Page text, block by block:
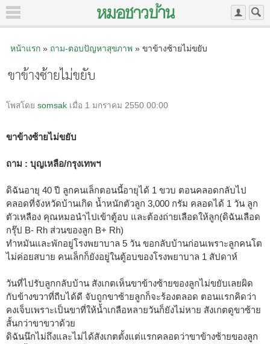
หน้าแรก» ถาม-ตอบปัญหาสุขภาพ» ขาข้างซ้ายไม่ขยับ
ขาข้างซ้ายไม่ขยับ
โพสโดย somsak เมื่อ 1 มกราคม 2550 00:00
ขาข้างซ้ายไม่ขยับ
ถาม : บุญเหลือ/กรุงเทพฯ
ดิฉันอายุ 40 ปี ลูกคนเล็กตอนนี้อายุได้ 1 ขวบ ตอนคลอดกลับไป
คลอดที่จังหวัดบ้านเกิด น้ำหนักตัวลูก 3,000 กรัม คลอดได้ 1 วัน ลูก
ตัวเหลือง คุณหมอนำไปเข้าตู้อบ และต้องถ่ายเลือดให้ลูก(ดิฉันเลือด
กรุ๊ป B- Rh ส่วนของลูก B+ Rh)
ทำหมันและพักอยู่โรงพยาบาล 5 วัน ขอกลับบ้านก่อนเพราะลูกคนโต
ไม่ค่อยสบาย คนเล็กก็ยังอยู่ในตู้อบของโรงพยาบาล 1 สัปดาห์
วันที่ไปรับลูกกลับบ้าน สังเกตเห็นขาข้างซ้ายของลูกไม่ขยับเลยผิด
กับข้างขวาที่ถีบได้ดี จับถูกขาซ้ายลูกก็จะร้องตลอด ตอนแรกคิดว่า
คงเจ็บเพราะเป็นขาที่ให้น้ำเกลือหลายวันก็ยังไม่หาย สังเกตดูขาซ้าย
สั้นกว่าขาขวาด้วย
ดิฉันนึกไม่ถึงและไม่ได้สังเกตตั้งแต่แรกคลอดว่าขาข้างซ้ายของลูก